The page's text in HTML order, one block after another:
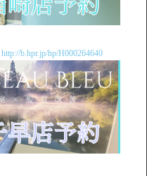
http://b.hpr.jp/hp/H000264640